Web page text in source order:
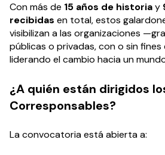
Con más de 15 años de historiay
recibidas en total, estos
visibilizan a las organizaciones
públicas o privadas, con o sin
liderando el cambio hacia un
¿A quién están dirigidos
Corresponsables?
La convocatoria está abierta a: